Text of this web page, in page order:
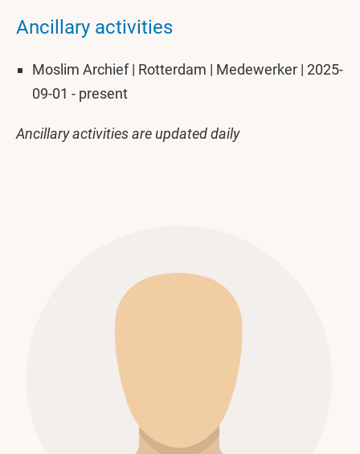
Ancillary activities
Moslim Archief | Rotterdam | Medewerker | 2025-
09-01 - present
Ancillary activities are updated daily